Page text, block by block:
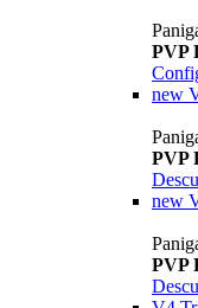
PVP
new
PVP
new
PVP